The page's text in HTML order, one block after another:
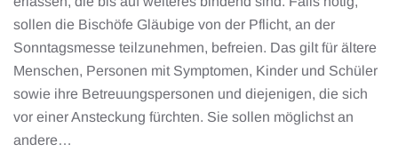
sollen die Bischöfe Gläubige von der Pflicht, an der
Sonntagsmesse teilzunehmen, befreien. Das gilt für ältere
Menschen, Personen mit Symptomen, Kinder und Schüler
sowie ihre Betreuungspersonen und diejenigen, die sich
vor einer Ansteckung fürchten. Sie sollen möglichst an
andere…